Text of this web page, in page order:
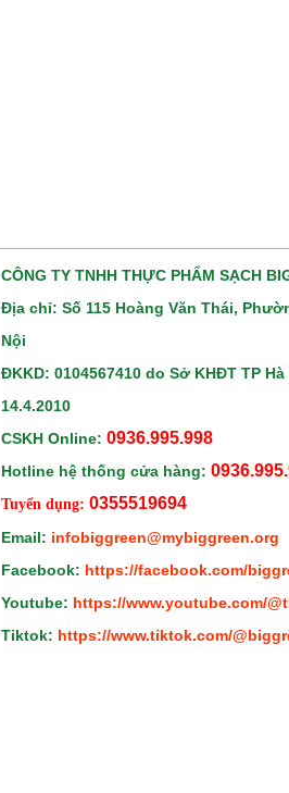
CÔNG TY TNHH THỰC PHẨM SẠCH
Địa chỉ: Số 115 Hoàng Văn Thái,
Nội
ĐKKD: 0104567410 do Sở KHĐT TP Hà
14.4.2010
CSKH Online: 0936.995.998
Hotline hệ thống cửa hàng:
Tuyển dụng: 0355519694
Email: infobiggreen@mybiggreen.org
Facebook: https://facebook.com/
Youtube: https://www.youtube.com/
Tiktok: https://www.tiktok.com/